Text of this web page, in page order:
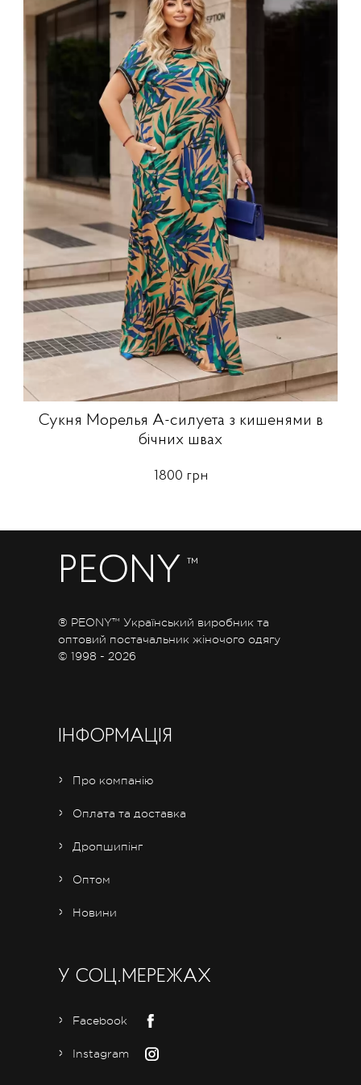
Сукня Морелья А-силуета з кишенями в
бічних швах
1800 грн
PEONY ™
® PEONY™ Український виробник та
оптовий постачальник жіночого одягу
© 1998 - 2026
ІНФОРМАЦІЯ
Про компанію
Оплата та доставка
Дропшипінг
Оптом
Новини
У СОЦ.МЕРЕЖАХ
Facebook
Instagram